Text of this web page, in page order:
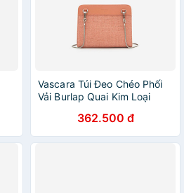
Vascara Túi Đeo Chéo Phối
Vải Burlap Quai Kim Loại
362.500 đ